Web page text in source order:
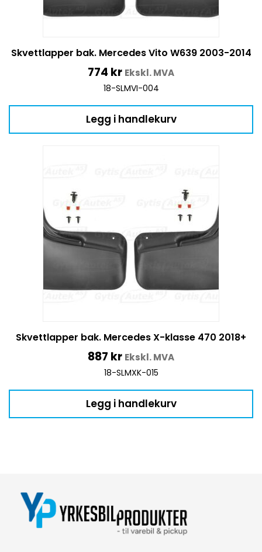
Skvettlapper bak. Mercedes Vito W639 2003-2014
774 kr Ekskl. MVA
18-SLMVI-004
Legg i handlekurv
Skvettlapper bak. Mercedes X-klasse 470 2018+
887 kr Ekskl. MVA
18-SLMXK-015
Legg i handlekurv